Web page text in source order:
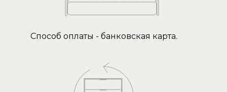
Способ оплаты - банковская карта.